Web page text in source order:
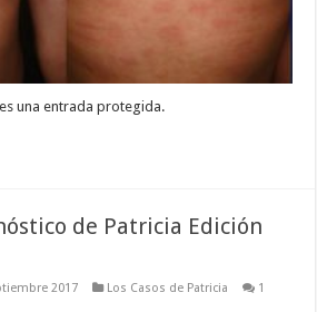
una entrada protegida.
de Patricia Edición
2017 Los Casos de Patricia
1